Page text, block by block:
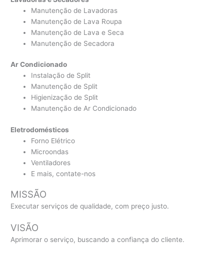
Manutenção de Lavadoras
Manutenção de Lava Roupa
Manutenção de Lava e Seca
Manutenção de Secadora
Ar Condicionado
Instalação de Split
Manutenção de Split
Higienização de Split
Manutenção de Ar Condicionado
Eletrodomésticos
Forno Elétrico
Microondas
Ventiladores
E mais, contate-nos
MISSÃO
Executar serviços de qualidade, com preço justo.
VISÃO
Aprimorar o serviço, buscando a confiança do cliente.